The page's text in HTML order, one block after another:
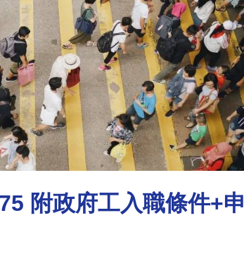
附政府工入職條件+申